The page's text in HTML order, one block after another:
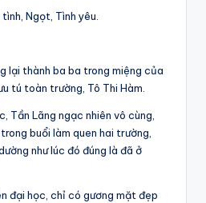
Ngọt, Tình yêu.
lại thành ba ba trong miệng của
tú toàn trường, Tô Thi Hàm.
Tần Lãng ngạc nhiên vô cùng,
buổi làm quen hai trường,
như lúc đó đúng là đã ở
đại học, chỉ có gương mặt đẹp